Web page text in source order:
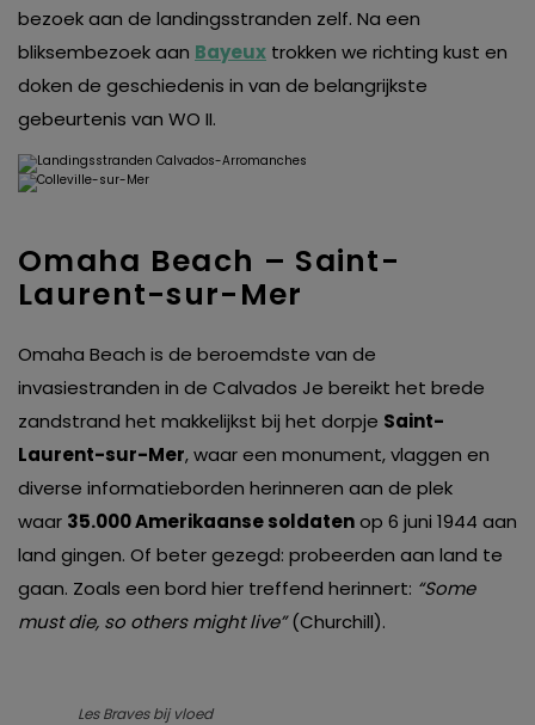
bezoek aan de landingsstranden zelf. Na een
bliksembezoek aan Bayeux trokken we richting kust en
doken de geschiedenis in van de belangrijkste
gebeurtenis van WO II.
Omaha Beach – Saint-
Laurent-sur-Mer
Omaha Beach is de beroemdste van de
invasiestranden in de Calvados Je bereikt het brede
zandstrand het makkelijkst bij het dorpje Saint-
Laurent-sur-Mer, waar een monument, vlaggen en
diverse informatieborden herinneren aan de plek
waar 35.000 Amerikaanse soldatenop 6 juni 1944 aan
land gingen. Of beter gezegd: probeerden aan land te
gaan. Zoals een bord hier treffend herinnert: “Some
must die, so others might live”(Churchill).
Les Braves bij vloed